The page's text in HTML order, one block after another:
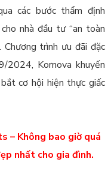
các bước thẩm định
nhà đầu tư “an toàn
trình ưu đãi đặc
Kornova khuyến
cơ hội hiện thực giấc
– Không bao giờ quá
nhất cho gia đình.